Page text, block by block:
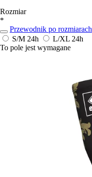
Rozmiar
*
Przewodnik po rozmiarach
S/M 24h L/XL 24h
To pole jest wymagane